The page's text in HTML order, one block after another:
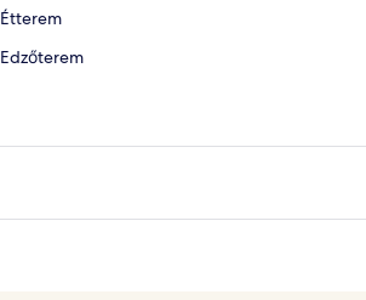
Étterem
Edzőterem